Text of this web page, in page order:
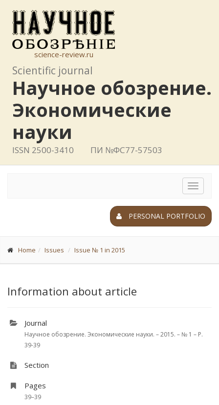
science-review.ru
Scientific journal
Научное обозрение.
Экономические
науки
ISSN 2500-3410 ПИ №ФС77-57503
Toggle
PERSONAL PORTFOLIO
Home Issues Issue № 1 in 2015
Information about article
Journal
Научное обозрение. Экономические науки. – 2015. – № 1 – P.
39-39
Section
Pages
39–39